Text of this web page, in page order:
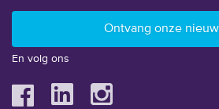
En volg ons